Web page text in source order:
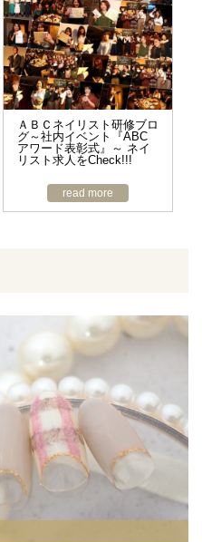
ＡＢＣネイリスト研修ブロ
グ～社内イベント『ABC
アワード表彰式』～ ネイ
リスト求人をCheck!!!
read more